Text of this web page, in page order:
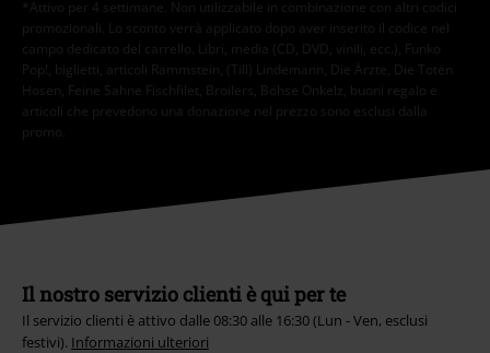
*Attivo per 4 settimane. Non utilizzabile in combinazione con altri codici
promozionali. Lo sconto verrà applicato dopo aver inserito il codice nel
campo dedicato del carrello. Libri, media (CD, DVD, vinili, ecc.), Funko
Pop!, biglietti, articoli Rammstein, (Till) Lindemann, Die Ärzte, Die Toten
Hosen, Feine Sahne Fischfilet, Broilers, Böhse Onkelz, buoni regalo e
articoli che prevedono una donazione nel prezzo sono esclusi dalla
promo.
Il nostro servizio clienti è qui per te
Il servizio clienti è attivo dalle 08:30 alle 16:30 (Lun - Ven, esclusi
festivi). Informazioni ulteriori